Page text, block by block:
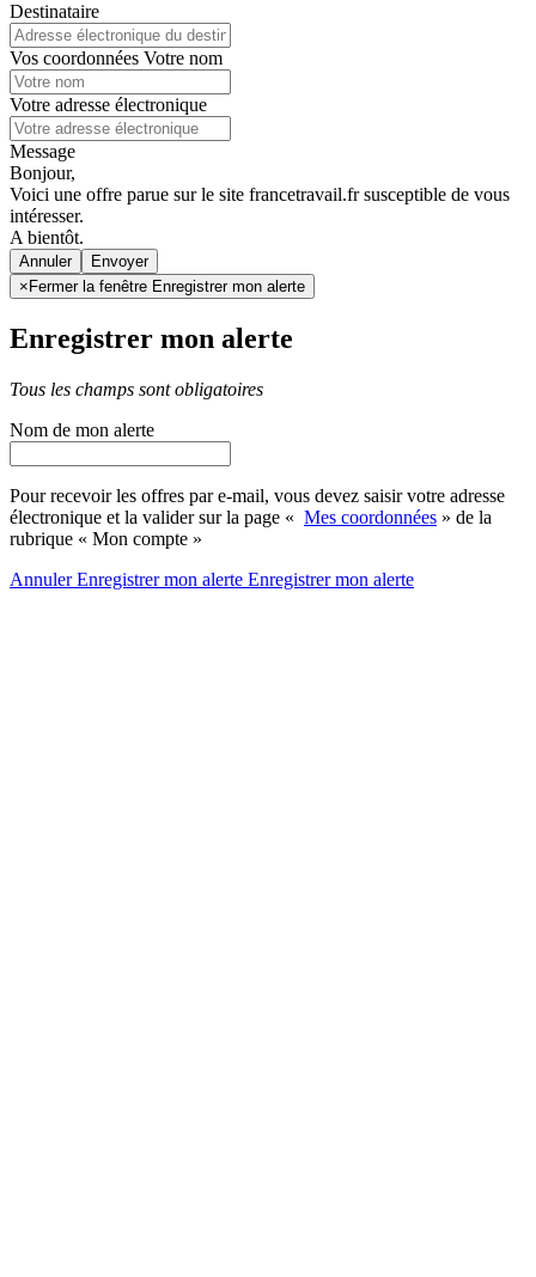
Destinataire
Vos coordonnées Votre nom
Votre adresse électronique
Message
Bonjour,
Voici une offre parue sur le site francetravail.fr susceptible de vous
intéresser.
A bientôt.
Annuler
× Fermer la fenêtre Enregistrer mon alerte
Enregistrer mon alerte
Tous les champs sont obligatoires
Nom de mon alerte
Pour recevoir les offres par e-mail, vous devez saisir votre adresse
électronique et la valider sur la page « Mes coordonnées » de la
rubrique « Mon compte »
AnnulerEnregistrer mon alerte Enregistrermon alerte